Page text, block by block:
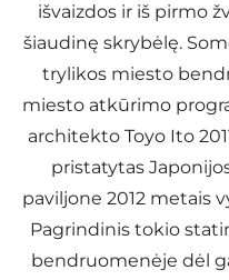
išvaizdos ir iš pirmo
šiaudinę skrybėlę.
trylikos miesto
miesto atkūrimo
architekto Toyo Ito
pristatytas
paviljone 2012 metais
Pagrindinis tokio
bendruomenėje dėl